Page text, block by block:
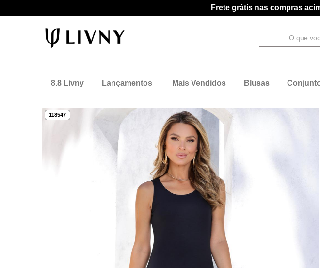
Frete grátis nas compras
8.8 Livny Lançamentos Mais Vendidos Blusas
118547